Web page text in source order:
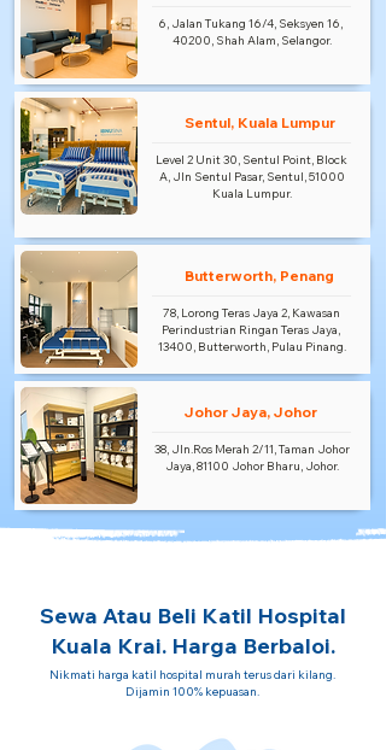
6, Jalan Tukang 16/4, Seksyen 16,
40200, Shah Alam, Selangor.
Sentul, Kuala Lumpur
Level 2 Unit 30, Sentul Point, Block
A, Jln Sentul Pasar, Sentul, 51000
Kuala Lumpur.
Butterworth, Penang
78, Lorong Teras Jaya 2, Kawasan
Perindustrian Ringan Teras Jaya,
13400, Butterworth, Pulau Pinang.
Johor Jaya, Johor
38, Jln.Ros Merah 2/11, Taman Johor
Jaya, 81100 Johor Bharu, Johor.
Sewa Atau Beli Katil Hospital
Kuala Krai. Harga Berbaloi.
Nikmati harga katil hospital murah terus dari kilang.
Dijamin 100% kepuasan.